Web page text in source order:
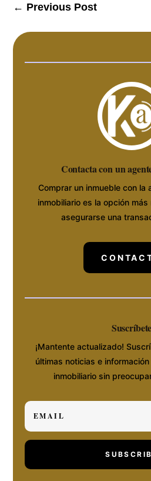
← Previous Post
Contacta con un
Comprar un inmueble con la
inmobiliario es la opción
asegurarse una
Suscríbete
¡Mantente actualizado!
últimas noticias e
inmobiliario sin